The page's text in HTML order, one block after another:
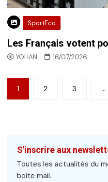
SportEco
Les Français votent
YOHAN 16/07/2026
Pagination
des
1 2 3 …
S'inscrire aux
Toutes les actualités du
boite mail.